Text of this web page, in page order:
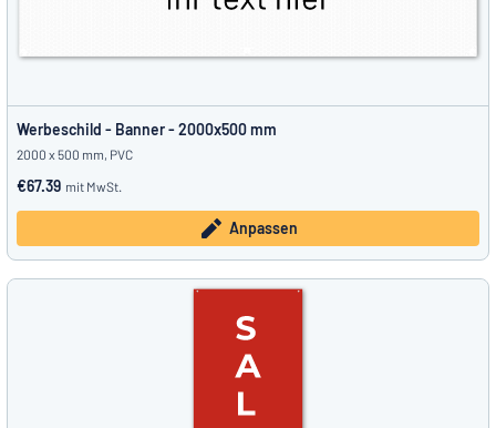
Werbeschild - Banner - 2000x500 mm
2000 x 500 mm, PVC
€67.39 mit MwSt.
Anpassen